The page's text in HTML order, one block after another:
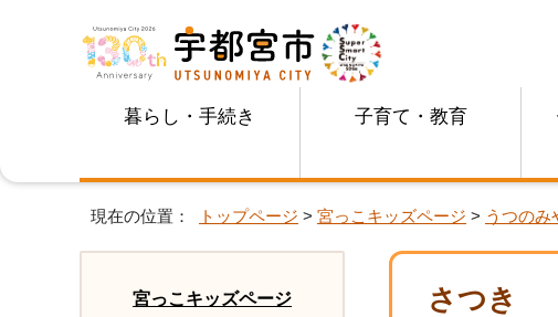
暮らし・手続き 子育て・教育
現在の位置： トップページ > 宮っこキッズページ > うつの
さつき
宮っこキッズページ